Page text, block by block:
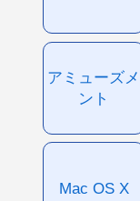
アミューズメ
ント
Mac OS X